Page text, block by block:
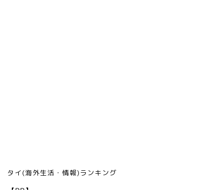
タイ(海外生活・情報)ランキング